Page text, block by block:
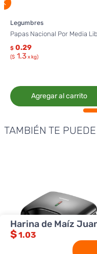
Legumbres
Papas Nacional Por Media
$ 0.29
($ 1.3x kg)
Agregar al carrito
TAMBIÉN TE PUEDE
Harina de Maíz
$1.03